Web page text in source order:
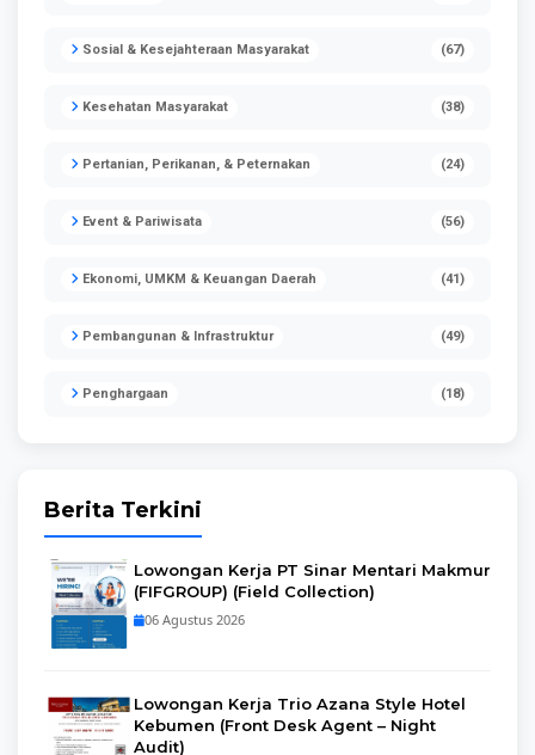
Sosial & Kesejahteraan Masyarakat (67)
Kesehatan Masyarakat (38)
Pertanian, Perikanan, & Peternakan (24)
Event & Pariwisata (56)
Ekonomi, UMKM & Keuangan Daerah (41)
Pembangunan & Infrastruktur (49)
Penghargaan (18)
Berita Terkini
Lowongan Kerja PT Sinar Mentari Makmur
(FIFGROUP) (Field Collection)
06 Agustus 2026
Lowongan Kerja Trio Azana Style Hotel
Kebumen (Front Desk Agent – Night
Audit)